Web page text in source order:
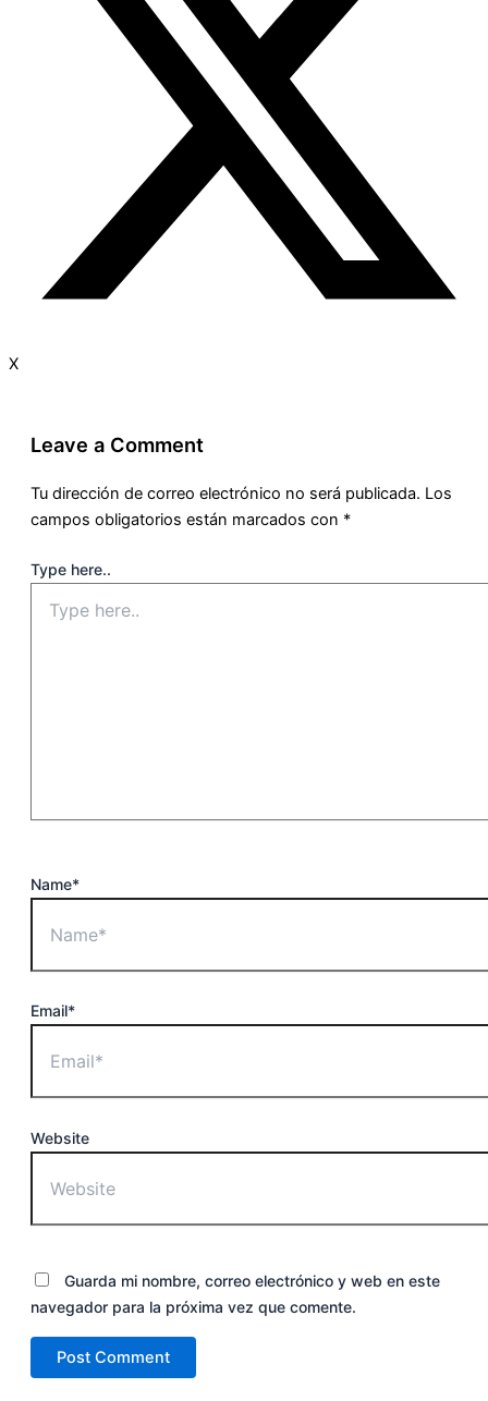
X
Leave a Comment
Tu dirección de correo electrónico no será publicada. Los
campos obligatorios están marcados con *
Type here..
Name*
Email*
Website
Guarda mi nombre, correo electrónico y web en este
navegador para la próxima vez que comente.